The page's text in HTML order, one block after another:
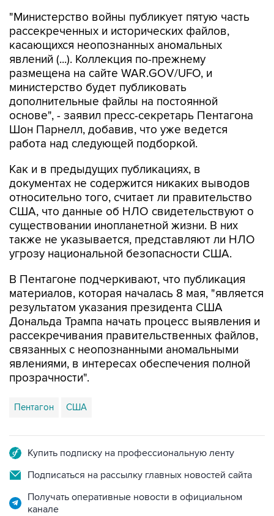
"Министерство войны публикует пятую часть
рассекреченных и исторических файлов,
касающихся неопознанных аномальных
явлений (...). Коллекция по-прежнему
размещена на сайте WAR.GOV/UFO, и
министерство будет публиковать
дополнительные файлы на постоянной
основе", - заявил пресс-секретарь Пентагона
Шон Парнелл, добавив, что уже ведется
работа над следующей подборкой.
Как и в предыдущих публикациях, в
документах не содержится никаких выводов
относительно того, считает ли правительство
США, что данные об НЛО свидетельствуют о
существовании инопланетной жизни. В них
также не указывается, представляют ли НЛО
угрозу национальной безопасности США.
В Пентагоне подчеркивают, что публикация
материалов, которая началась 8 мая, "является
результатом указания президента США
Дональда Трампа начать процесс выявления и
рассекречивания правительственных файлов,
связанных с неопознанными аномальными
явлениями, в интересах обеспечения полной
прозрачности".
Пентагон США
Купить подписку на профессиональную ленту
Подписаться на рассылку главных новостей сайта
Получать оперативные новости в официальном
канале